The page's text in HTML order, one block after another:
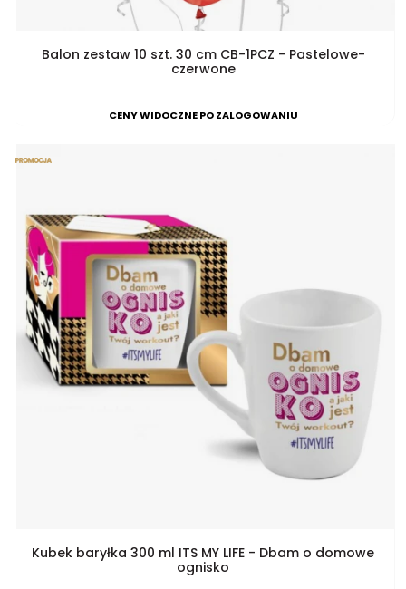
Balon zestaw 10 szt. 30 cm CB-1PCZ - Pastelowe-
czerwone
CENY WIDOCZNE PO ZALOGOWANIU
Kubek baryłka 300 ml ITS MY LIFE - Dbam o domowe
ognisko